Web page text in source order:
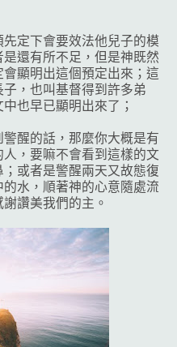
定下會要效法他兒子的模
還有所不足，但是神既然
顯明出這個預定出來；這
，也叫基督得到許多弟
也早已顯明出來了；
醒的話，那麼你大概是有
，要嘛不會看到這樣的文
或者是警醒兩天又故態復
水，順著神的心意隨處流
讚美我們的主。